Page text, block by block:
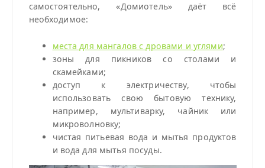
самостоятельно, «Домиотель» даёт всё
необходимое:
места для мангалов с дровами и углями;
зоны для пикников со столами и
скамейками;
доступ к электричеству, чтобы
использовать свою бытовую технику,
например, мультиварку, чайник или
микроволновку;
чистая питьевая вода и мытья продуктов
и вода для мытья посуды.